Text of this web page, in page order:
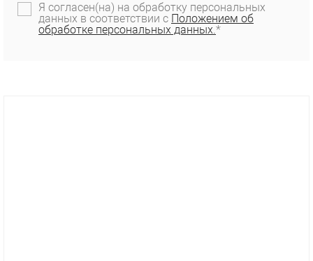
Я согласен(на) на обработку персональных
данных в соответствии с Положением об
обработке персональных данных.*